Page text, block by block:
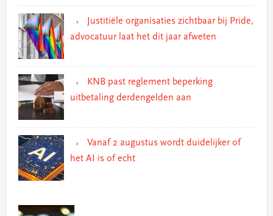
Justitiële organisaties zichtbaar bij Pride,
advocatuur laat het dit jaar afweten
KNB past reglement beperking
uitbetaling derdengelden aan
Vanaf 2 augustus wordt duidelijker of
het AI is of echt